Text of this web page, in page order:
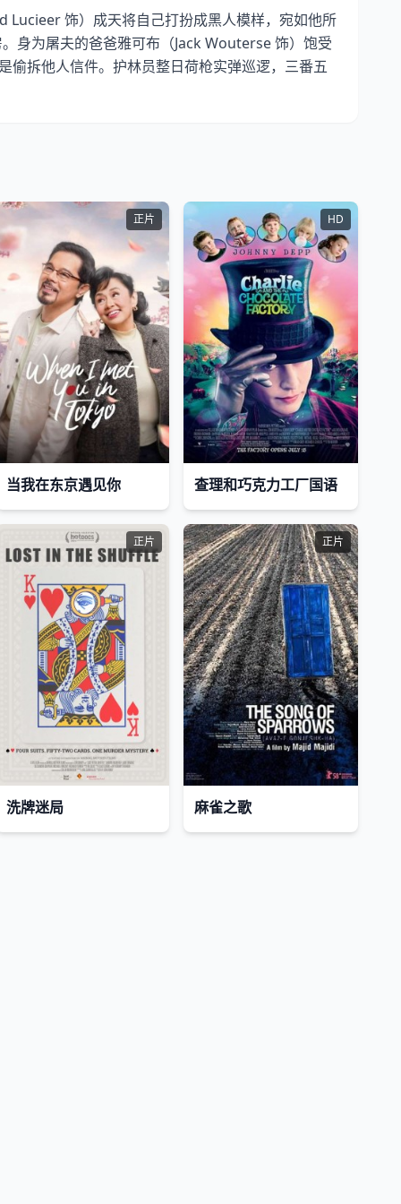
饰）成天将自己打扮成黑人模样，宛如他所
身为屠夫的爸爸雅可布（Jack Wouterse 饰）饱受
拆他人信件。护林员整日荷枪实弹巡逻，三番五
正片
当我在东京遇见你
HD
查理和巧克力工厂国语
正片
洗牌迷局
正片
麻雀之歌